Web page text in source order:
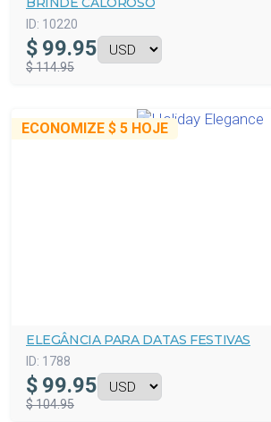
ID: 10220
$ 99.95
$ 114.95
ECONOMIZE $ 5 HOJE
ELEGÂNCIA PARA DATAS FESTIVAS
ID: 1788
$ 99.95
$ 104.95